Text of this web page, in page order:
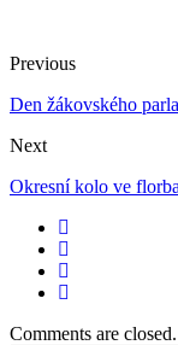
Previous
Den žákovského
Next
Okresní kolo ve
Comments are closed.